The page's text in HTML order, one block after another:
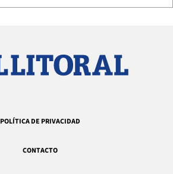
POLÍTICA DE PRIVACIDAD
CONTACTO